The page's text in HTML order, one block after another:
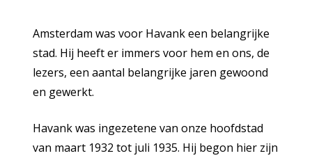
Amsterdam was voor Havank een belangrijke
stad. Hij heeft er immers voor hem en ons, de
lezers, een aantal belangrijke jaren gewoond
en gewerkt.
Havank was ingezetene van onze hoofdstad
van maart 1932 tot juli 1935. Hij begon hier zijn